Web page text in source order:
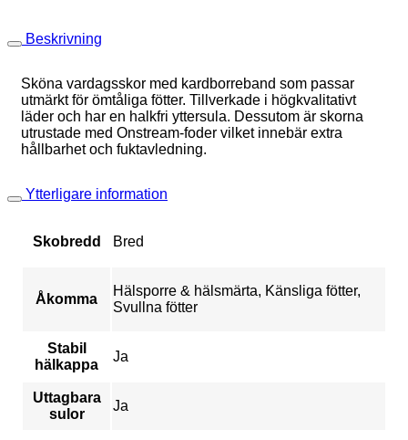
Beskrivning
Sköna vardagsskor med kardborreband som passar
utmärkt för ömtåliga fötter. Tillverkade i högkvalitativt
läder och har en halkfri yttersula. Dessutom är skorna
utrustade med Onstream-foder vilket innebär extra
hållbarhet och fuktavledning.
Ytterligare information
Skobredd Bred
Åkomma
Hälsporre & hälsmärta, Känsliga fötter,
Svullna fötter
Stabil
hälkappa
Ja
Uttagbara
sulor
Ja